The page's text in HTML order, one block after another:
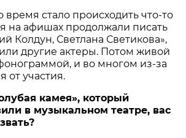
время стало происходить что-то
на афишах продолжали писать
Колдун, Светлана Светикова»,
другие актеры. Потом живой
и во многом из-за
от участия.
камея», который
в музыкальном театре, вас